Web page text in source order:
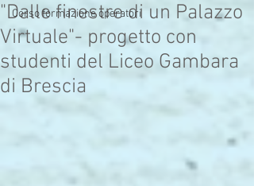
Corso formazione operatori
"Dalle finestre di un Palazzo
Virtuale"- progetto con
studenti del Liceo Gambara
di Brescia